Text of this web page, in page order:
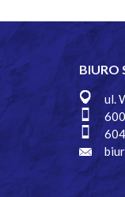
BIURO
ul.